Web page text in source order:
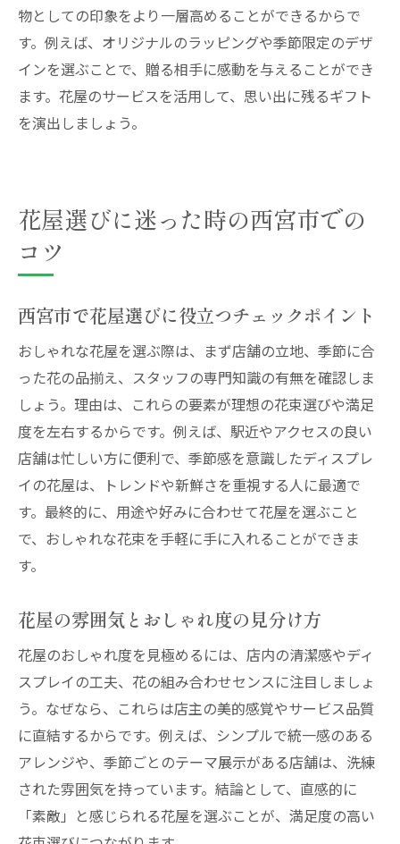
花屋で知っておきたい予算とボリュームの関係
花屋で予算内におしゃれ花束を選ぶポイン
ト
花屋のボリューム感を比較する際の注意点
お得に満足できる花屋の活用法を押さえよ
花屋スタッフに相談して理想のサイズ感に
西宮市の花屋で今注目のおしゃれサービス
花屋業界の最新トレンドを上手に取り入れ
る
配達やオンライン注文対応の花屋が便利
西宮市で人気の花屋活用法を比較してみよ
う
花屋のサブスクや定期便も選択肢に入れよ
う
おしゃれな花屋とのコラボイベントも要チ
物としての印象をより一層高めることができるからで
す。例えば、オリジナルのラッピングや季節限定のデザ
インを選ぶことで、贈る相手に感動を与えることができ
ます。花屋のサービスを活用して、思い出に残るギフト
を演出しましょう。
花屋選びに迷った時の西宮市での
コツ
西宮市で花屋選びに役立つチェックポイント
おしゃれな花屋を選ぶ際は、まず店舗の立地、季節に合
った花の品揃え、スタッフの専門知識の有無を確認しま
しょう。理由は、これらの要素が理想の花束選びや満足
度を左右するからです。例えば、駅近やアクセスの良い
店舗は忙しい方に便利で、季節感を意識したディスプレ
イの花屋は、トレンドや新鮮さを重視する人に最適で
す。最終的に、用途や好みに合わせて花屋を選ぶこと
で、おしゃれな花束を手軽に手に入れることができま
す。
花屋の雰囲気とおしゃれ度の見分け方
花屋のおしゃれ度を見極めるには、店内の清潔感やディ
スプレイの工夫、花の組み合わせセンスに注目しましょ
う。なぜなら、これらは店主の美的感覚やサービス品質
に直結するからです。例えば、シンプルで統一感のある
アレンジや、季節ごとのテーマ展示がある店舗は、洗練
された雰囲気を持っています。結論として、直感的に
「素敵」と感じられる花屋を選ぶことが、満足度の高い